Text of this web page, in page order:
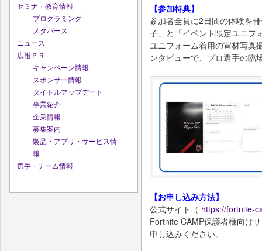
セミナ・教育情報
プログラミング
メタバース
ニュース
広報ＰＲ
キャンペーン情報
スポンサー情報
タイトルアップデート
事業紹介
企業情報
募集案内
製品・アプリ・サービス情
報
選手・チーム情報
【参加特典】
参加者全員に2日間の体験を
子」と「イベント限定ユニフ
ユニフォーム着用の宣材写真
ンタビューで、プロ選手の臨
【お申し込み方法】
公式サイト（ https://fortnite-
Fortnite CAMP保護者様向け
申し込みください。